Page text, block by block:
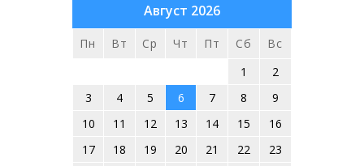
Август 2026
Пн Вт Ср Чт Пт Сб
Вс
1
2
3
4 5 6 7 8
9
10
11 12 13 14 15
16
17
18 19 20 21 22
23